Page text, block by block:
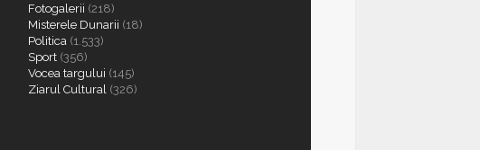
Fotogalerii (218)
Misterele Dunarii (18)
Politica (1.533)
Sport (356)
Vocea targului (145)
Ziarul Cultural (326)